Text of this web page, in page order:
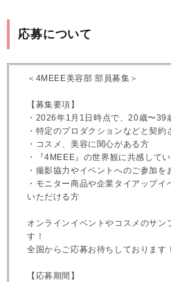
応募について
＜4MEEE美容部 部員募集＞
【募集要項】
・2026年1月1日時点で、20歳〜39
・特定のプロダクションなどと契約
・コスメ、美容に関心がある方
・『4MEEE』の世界観に共感して
・撮影協力やイベントへのご参加を
・モニター商品や企業タイアップ
いただける方
オンラインイベントやコスメのサン
す！
全国からご応募お待ちしております！
【応募期間】